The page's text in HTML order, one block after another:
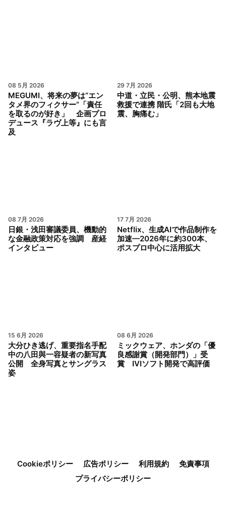
08 5月 2026
MEGUMI、将来の夢は“エン
タメ界のフィクサー”「責任
を取るのが好き」 企画プロ
デュース『ラヴ上等』にも言
及
29 7月 2026
中道・立民・公明、熊本地震
救援で連携 階氏「2回も大地
震、胸痛む」
08 7月 2026
日銀・浅田審議委員、機動的
な金融政策対応を強調 産経
インタビュー
17 7月 2026
Netflix、生成AIで作品制作を
加速—2026年に約300本、
ポスプロ中心に活用拡大
15 6月 2026
大分ひき逃げ、重要指名手配
中の八田與一容疑者の新写真
公開 全身写真とサングラス
姿
08 6月 2026
ミックウェア、ホンダの「優
良感謝賞（開発部門）」受
賞 IVIソフト開発で高評価
Cookieポリシー 広告ポリシー 利用規約
免責事項
プライバシーポリシー